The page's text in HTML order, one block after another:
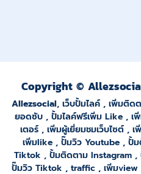
Copyright ©
Allezsocial, เว็บปั้มไลค์, เพิ่มติด
ยอดซับ , ปั้มไลค์ฟรีเพิ่ม Like , เ
เตอร์ , เพิ่มผู้เยี่ยมชมเว็บไซต์ , เ
เพิ่มlike , ปั๊มวิว Youtube, ปั้
Tiktok , ปั้มติดตาม Instagram ,
ปั๊มวิว Tiktok , traffic , เพิ่มview